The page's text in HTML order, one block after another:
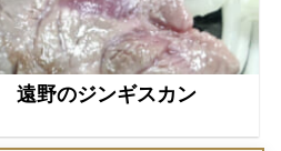
遠野のジンギスカン